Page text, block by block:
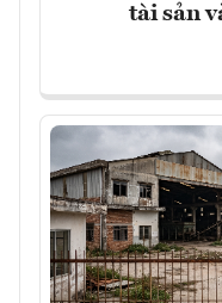
tài sản